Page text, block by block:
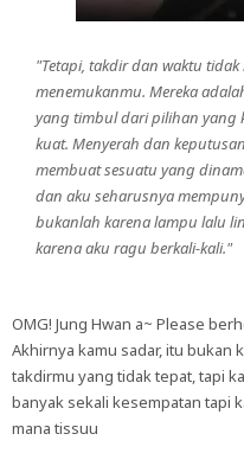
"Tetapi, takdir dan waktu
menemukanmu. Mereka
yang timbul dari pilihan yang
kuat. Menyerah dan
membuat sesuatu yang
dan aku seharusnya
bukanlah karena lampu lalu
karena aku ragu berkali-kali."
OMG! Jung Hwan a~ Please
Akhirnya kamu sadar, itu bukan
takdirmu yang tidak tepat, tapi
banyak sekali kesempatan tapi
mana tissuu